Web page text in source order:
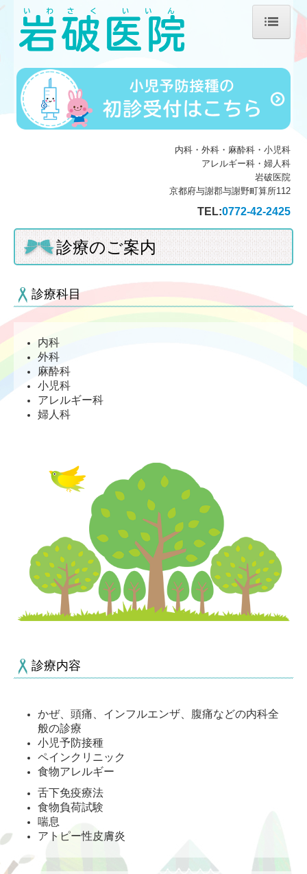
ホーム
院長紹介
診療のご案内
内科・外科・麻酔科・小児科
アレルギー科・婦人科
岩破医院
京都府与謝郡与謝野町算所112
TEL:0772-42-2425
診療のご案内
診療科目
内科
外科
麻酔科
小児科
アレルギー科
婦人科
診療内容
かぜ、頭痛、インフルエンザ、腹痛などの内科全
般の診療
小児予防接種
ペインクリニック
食物アレルギー
舌下免疫療法
食物負荷試験
喘息
アトピー性皮膚炎